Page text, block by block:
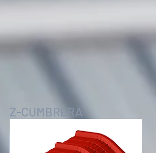
Z-CUMBRERA